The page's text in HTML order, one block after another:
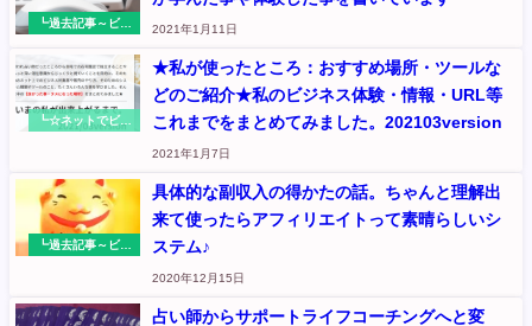
┗過去記事～ビジ
ビジネス集客のシ
ステム作りへ
2021年1月11日
┗☆ネットでビジ
★私が使ったところ：おすすめ場所・ツールな
どのご紹介★私のビジネス体験・情報・URL等
これまでをまとめてみました。202103version
2021年1月7日
┗過去記事～ビジ
ステム作りへ
具体的な副収入の得かたの話。ちゃんと理解出
来て使ったらアフィリエイトって素晴らしいシ
ステム♪
2020年12月15日
占い師からサポートライフコーチングへと変